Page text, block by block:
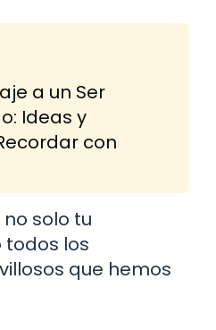
a un Ser
Ideas y
con
solo tu
todos los
que hemos